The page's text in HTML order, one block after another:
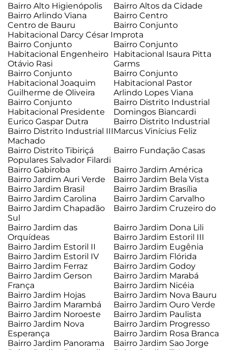
Bairro Alto Higienópolis
Bairro Altos da Cidade
Bairro Arlindo Viana
Bairro Centro
Centro de Bauru
Bairro Conjunto
Habitacional Darcy César Improta
Bairro Conjunto
Habitacional Engenheiro
Otávio Rasi
Bairro Conjunto
Habitacional Isaura Pitta
Garms
Bairro Conjunto
Habitacional Joaquim
Guilherme de Oliveira
Bairro Conjunto
Habitacional Pastor
Arlindo Lopes Viana
Bairro Conjunto
Habitacional Presidente
Eurico Gaspar Dutra
Bairro Distrito Industrial
Domingos Biancardi
Bairro Distrito Industrial III
Bairro Distrito Industrial
Marcus Vinícius Feliz
Machado
Bairro Distrito Tibiriçá
Bairro Fundação Casas
Populares Salvador Filardi
Bairro Gabiroba
Bairro Jardim América
Bairro Jardim Auri Verde
Bairro Jardim Bela Vista
Bairro Jardim Brasil
Bairro Jardim Brasília
Bairro Jardim Carolina
Bairro Jardim Carvalho
Bairro Jardim Chapadão
Bairro Jardim Cruzeiro do
Sul
Bairro Jardim das
Orquídeas
Bairro Jardim Dona Lili
Bairro Jardim Estoril II
Bairro Jardim Estoril III
Bairro Jardim Estoril IV
Bairro Jardim Eugênia
Bairro Jardim Ferraz
Bairro Jardim Flórida
Bairro Jardim Gerson
França
Bairro Jardim Godoy
Bairro Jardim Hojas
Bairro Jardim Marabá
Bairro Jardim Marambá
Bairro Jardim Nicéia
Bairro Jardim Noroeste
Bairro Jardim Nova Bauru
Bairro Jardim Nova
Esperança
Bairro Jardim Ouro Verde
Bairro Jardim Panorama
Bairro Jardim Paulista
Bairro Jardim Progresso
Bairro Jardim Rosa Branca
Bairro Jardim Sao Jorge